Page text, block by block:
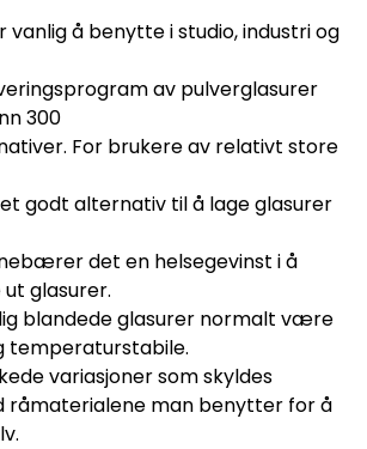
vanlig å benytte i studio, industri og
av pulverglasurer
300
For brukere av relativt store
godt alternativ til å lage glasurer
det en helsegevinst i å
glasurer.
blandede glasurer normalt være
temperaturstabile.
variasjoner som skyldes
råmaterialene man benytter for å